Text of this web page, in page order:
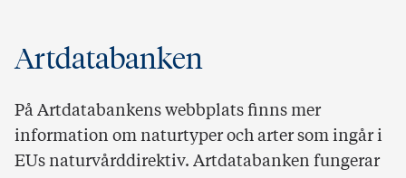
Artdatabanken
På Artdatabankens webbplats finns mer
information om naturtyper och arter som ingår i
EUs naturvårddirektiv. Artdatabanken fungerar